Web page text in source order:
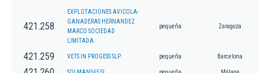
421.258
EXPLOTACIONES AVICOLA-
GANADERAS HERNANDEZ
MARCO SOCIEDAD
LIMITADA.
pequeña Zaragoza
421.259 VETS IN PROGESS SLP pequeña Barcelona